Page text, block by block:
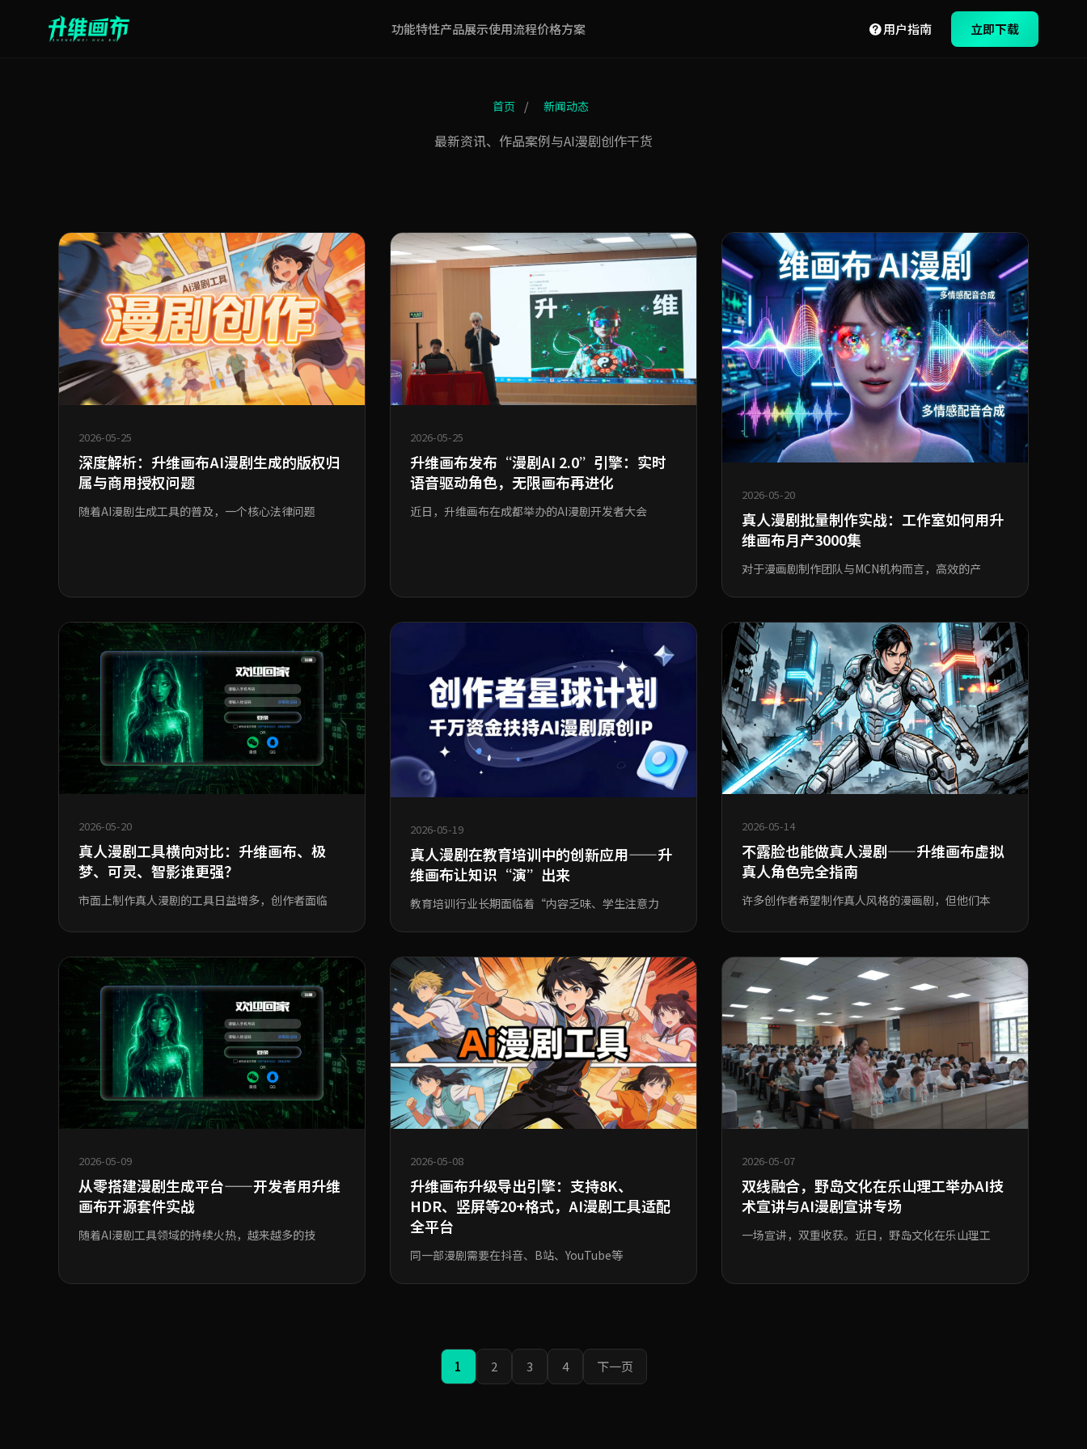
功能特性产品展示使用流程价格方案 用户指南 立即下载
首页 / 新闻动态
最新资讯、作品案例与AI漫剧创作干货
2026-05-25
深度解析：升维画布AI漫剧生成的版权归
属与商用授权问题
随着AI漫剧生成工具的普及，一个核心法律问题
2026-05-25
升维画布发布“漫剧AI 2.0”引擎：实时
语音驱动角色，无限画布再进化
近日，升维画布在成都举办的AI漫剧开发者大会
2026-05-20
真人漫剧批量制作实战：工作室如何用升
维画布月产3000集
对于漫画剧制作团队与MCN机构而言，高效的产
2026-05-20
真人漫剧工具横向对比：升维画布、极
梦、可灵、智影谁更强？
市面上制作真人漫剧的工具日益增多，创作者面临
2026-05-19
真人漫剧在教育培训中的创新应用——升
维画布让知识“演”出来
教育培训行业长期面临着“内容乏味、学生注意力
2026-05-14
不露脸也能做真人漫剧——升维画布虚拟
真人角色完全指南
许多创作者希望制作真人风格的漫画剧，但他们本
2026-05-09
从零搭建漫剧生成平台——开发者用升维
画布开源套件实战
随着AI漫剧工具领域的持续火热，越来越多的技
2026-05-08
升维画布升级导出引擎：支持8K、
HDR、竖屏等20+格式，AI漫剧工具适配
全平台
同一部漫剧需要在抖音、B站、YouTube等
2026-05-07
双线融合，野岛文化在乐山理工举办AI技
术宣讲与AI漫剧宣讲专场
一场宣讲，双重收获。近日，野岛文化在乐山理工
1 2 3 4 下一页